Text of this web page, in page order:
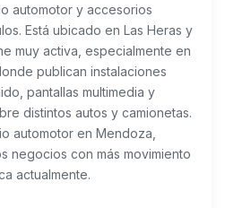
automotor y accesorios
Está ubicado en Las Heras y
muy activa, especialmente en
publican instalaciones
pantallas multimedia y
distintos autos y camionetas.
automotor en Mendoza,
negocios con más movimiento
actualmente.